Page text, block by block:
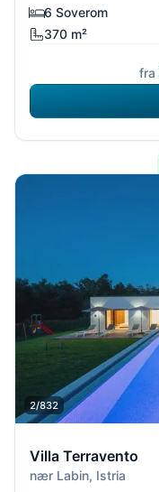
6 Soverom
370 m²
fra
2/832
Villa Terravento
nær Labin, Istria